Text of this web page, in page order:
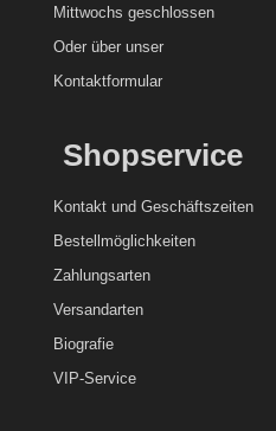
Mittwochs geschlossen
Oder über unser
Kontaktformular
Shopservice
Kontakt und Geschäftszeiten
Bestellmöglichkeiten
Zahlungsarten
Versandarten
Biografie
VIP-Service